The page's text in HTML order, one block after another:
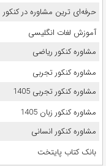
حرفه‌ای ترین مشاوره در کنکور
آموزش لغات انگلیسی
مشاوره کنکور ریاضی
مشاوره کنکور تجربی
مشاوره کنکور تجربی 1405
مشاوره کنکور زبان 1405
مشاوره کنکور انسانی
بانک کتاب پایتخت